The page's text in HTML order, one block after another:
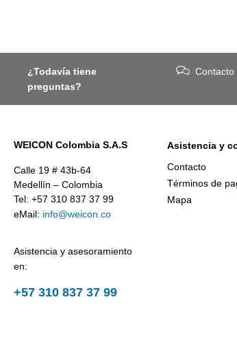
¿Todavía tiene
preguntas?
Contacto
WEICON Colombia S.A.S
Calle 19 # 43b-64
Medellín – Colombia
Tel: +57 310 837 37 99
eMail: info@weicon.co
Asistencia y asesoramiento
en:
+57 310 837 37 99
Asistencia y
Contacto
Términos de
Mapa